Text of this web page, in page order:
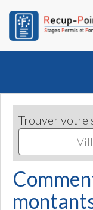
Trouver votre